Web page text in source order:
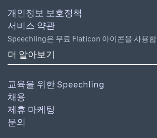
개인정보 보호정책
서비스 약관
Speechling은 무료 Flaticon 아이콘을 사용
더 알아보기
교육을 위한 Speechling
채용
제휴 마케팅
문의